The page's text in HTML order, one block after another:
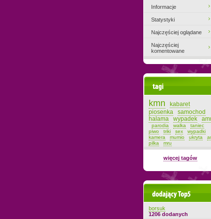
Informacje
Statystyki
Najczęściej oglądane
Najczęściej
komentowane
kmn
kabaret
piosenka
samochod
halama
wypadek
parodia walka
taniec
piwo
triki sex
wypadki
kamera
mumio ukryta
pilka
mru
więcej tagów
Dodający top-5
borsuk
1206 dodanych